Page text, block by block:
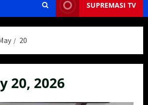
SUPREMASI TV
20
20, 2026